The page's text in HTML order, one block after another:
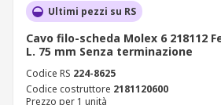
Ultimi pezzi su RS
Cavo filo-scheda Molex 6 218112
L. 75 mm Senza terminazione
Codice RS 224-8625
Codice costruttore 2181120600
Prezzo per 1 unità